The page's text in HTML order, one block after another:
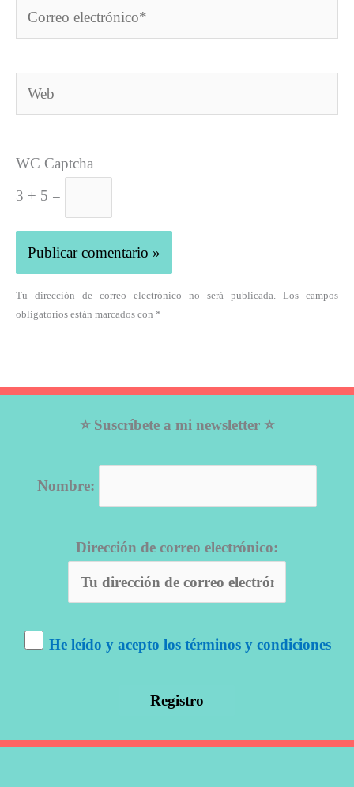
Correo
electrónico*
Web
WC Captcha
3 + 5 =
Tu dirección de correo electrónico no será publicada. Los campos
obligatorios están marcados con *
⭐ Suscríbete a mi newsletter ⭐
Nombre:
Dirección de correo electrónico:
He leído y acepto los términos y condiciones